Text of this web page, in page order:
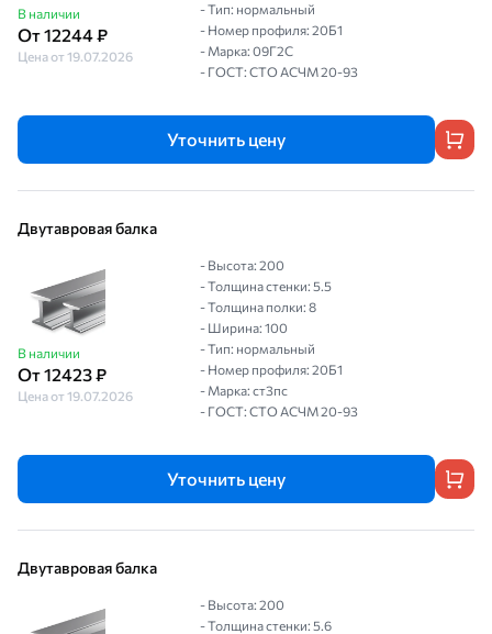
В наличии
От 12244 ₽
Цена от 19.07.2026
- Тип: нормальный
- Номер профиля: 20Б1
- Марка: 09Г2С
- ГОСТ: СТО АСЧМ 20-93
Уточнить цену
Двутавровая балка
В наличии
От 12423 ₽
Цена от 19.07.2026
- Высота: 200
- Толщина стенки: 5.5
- Толщина полки: 8
- Ширина: 100
- Тип: нормальный
- Номер профиля: 20Б1
- Марка: ст3пс
- ГОСТ: СТО АСЧМ 20-93
Уточнить цену
Двутавровая балка
- Высота: 200
- Толщина стенки: 5.6